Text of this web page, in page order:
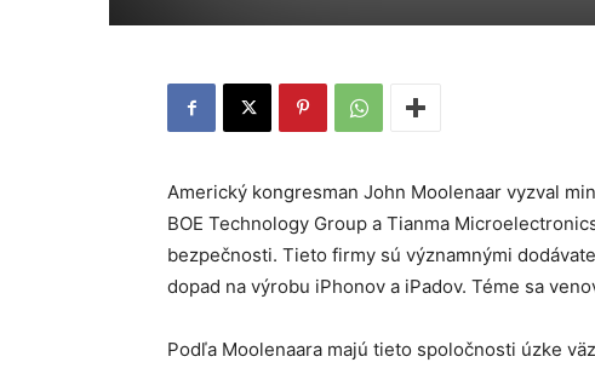
Americký kongresman John Moolenaar vyzval
BOE Technology Group a Tianma
bezpečnosti. Tieto firmy sú významnými
dopad na výrobu iPhonov a iPadov. Téme sa
Podľa Moolenaara majú tieto spoločnosti úzke